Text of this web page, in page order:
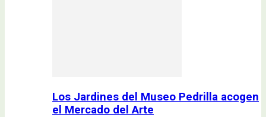
Los Jardines del Museo Pedrilla acogen
el Mercado del Arte